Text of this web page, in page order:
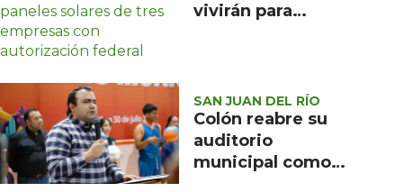
vivirán para
Villagrán, en
Hidalgo
SAN JUAN DEL RÍO
Colón reabre su
auditorio
municipal como